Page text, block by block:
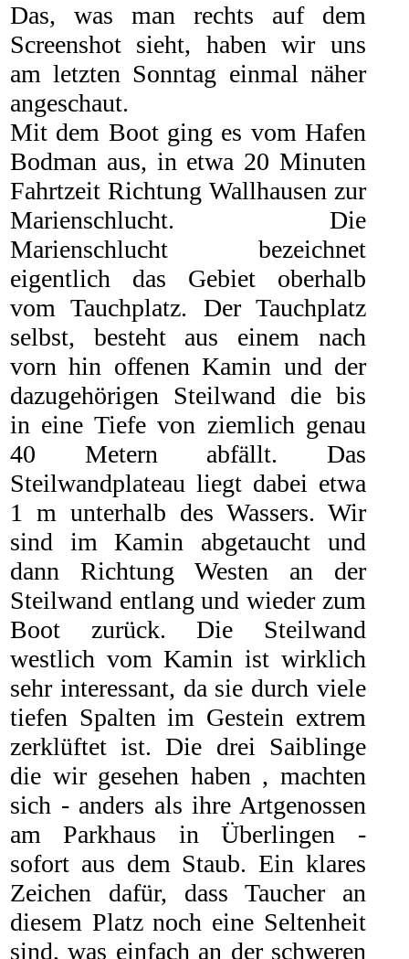
Das, was man rechts auf dem
Screenshot sieht, haben wir uns
am letzten Sonntag einmal näher
angeschaut.
Mit dem Boot ging es vom Hafen
Bodman aus, in etwa 20 Minuten
Fahrtzeit Richtung Wallhausen zur
Marienschlucht. Die
Marienschlucht bezeichnet
eigentlich das Gebiet oberhalb
vom Tauchplatz. Der Tauchplatz
selbst, besteht aus einem nach
vorn hin offenen Kamin und der
dazugehörigen Steilwand die bis
in eine Tiefe von ziemlich genau
40 Metern abfällt. Das
Steilwandplateau liegt dabei etwa
1 m unterhalb des Wassers. Wir
sind im Kamin abgetaucht und
dann Richtung Westen an der
Steilwand entlang und wieder zum
Boot zurück. Die Steilwand
westlich vom Kamin ist wirklich
sehr interessant, da sie durch viele
tiefen Spalten im Gestein extrem
zerklüftet ist. Die drei Saiblinge
die wir gesehen haben , machten
sich - anders als ihre Artgenossen
am Parkhaus in Überlingen -
sofort aus dem Staub. Ein klares
Zeichen dafür, dass Taucher an
diesem Platz noch eine Seltenheit
sind, was einfach an der schweren